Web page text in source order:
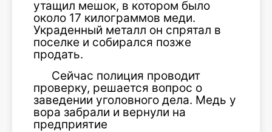
утащил мешок, в котором было
около 17 килограммов меди.
Украденный металл он спрятал в
поселке и собирался позже
продать.
Сейчас полиция проводит
проверку, решается вопрос о
заведении уголовного дела. Медь у
вора забрали и вернули на
предприятие